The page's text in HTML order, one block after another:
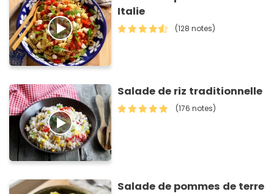
Italie
(128 notes)
Salade de riz traditionnelle
(176 notes)
Salade de pommes de terre